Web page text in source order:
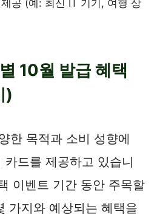
공 (예: 최신 IT 기기, 여행 상
10월 발급 혜택
)
한 목적과 소비 성향에
카드를 제공하고 있습니
이벤트 기간 동안 주목할
가지와 예상되는 혜택을